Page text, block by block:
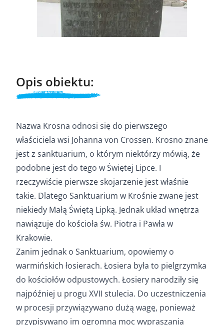
Opis obiektu:
Nazwa Krosna odnosi się do pierwszego
właściciela wsi Johanna von Crossen. Krosno znane
jest z sanktuarium, o którym niektórzy mówią, że
podobne jest do tego w Świętej Lipce. I
rzeczywiście pierwsze skojarzenie jest właśnie
takie. Dlatego Sanktuarium w Krośnie zwane jest
niekiedy Małą Świętą Lipką. Jednak układ wnętrza
nawiązuje do kościoła św. Piotra i Pawła w
Krakowie.
Zanim jednak o Sanktuarium, opowiemy o
warmińskich łosierach. Łosiera była to pielgrzymka
do kościołów odpustowych. Łosiery narodziły się
najpóźniej u progu XVII stulecia. Do uczestniczenia
w procesji przywiązywano dużą wagę, ponieważ
przypisywano im ogromną moc wypraszania